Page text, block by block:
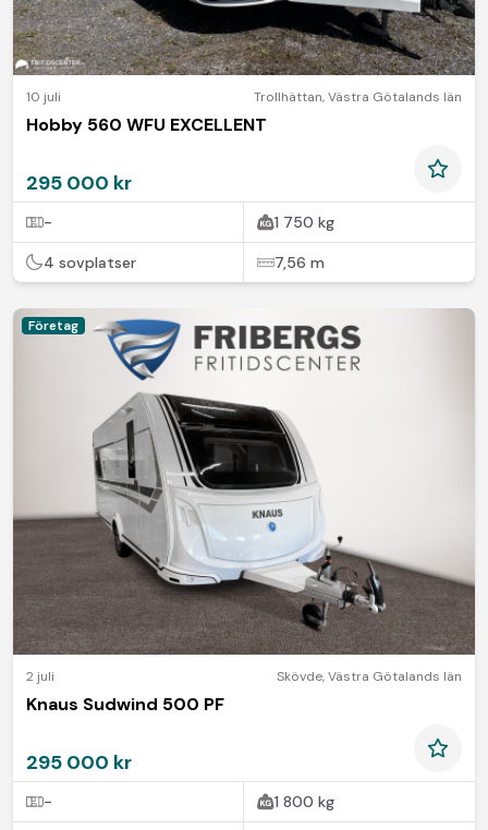
10 juli Trollhättan,Västra Götalands län
Hobby 560 WFU EXCELLENT
295 000 kr
- 1 750 kg
4 sovplatser 7,56 m
Företag
2 juli Skövde,Västra Götalands län
Knaus Sudwind 500 PF
295 000 kr
- 1 800 kg